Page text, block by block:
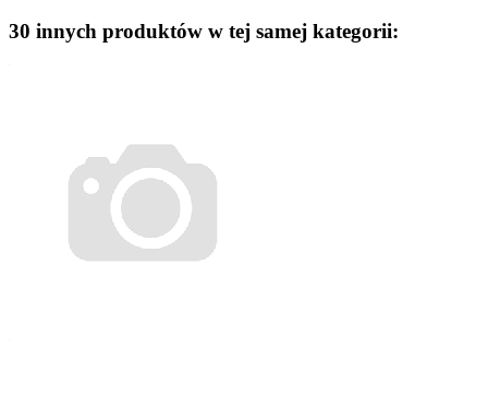
30 innych produktów w tej samej kategorii: